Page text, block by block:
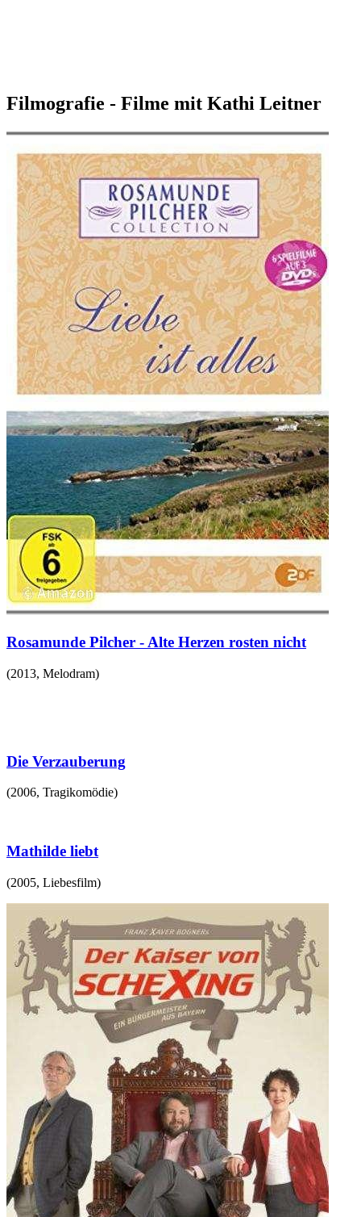
Filmografie - Filme mit Kathi Leitner
Rosamunde Pilcher - Alte Herzen rosten nicht
(2013, Melodram)
Die Verzauberung
(2006, Tragikomödie)
Mathilde liebt
(2005, Liebesfilm)